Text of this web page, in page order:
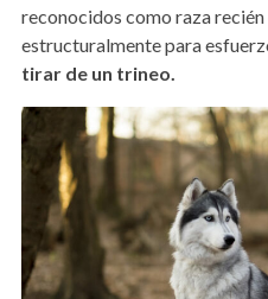
reconocidos como raza
estructuralmente para
tirar de un trineo.